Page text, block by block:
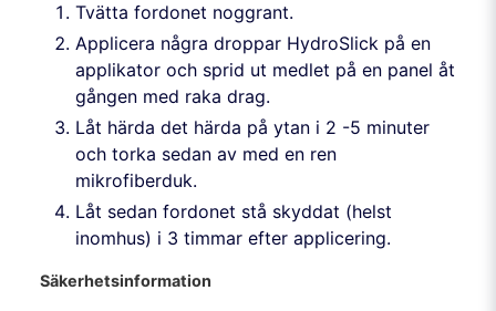
Tvätta fordonet noggrant.
Applicera några droppar HydroSlick på en
applikator och sprid ut medlet på en panel åt
gången med raka drag.
Låt härda det härda på ytan i 2 -5 minuter
och torka sedan av med en ren
mikrofiberduk.
Låt sedan fordonet stå skyddat (helst
inomhus) i 3 timmar efter applicering.
Säkerhetsinformation